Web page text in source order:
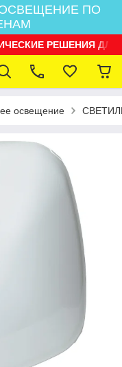
ПО
РЕШЕНИЯ
освещение